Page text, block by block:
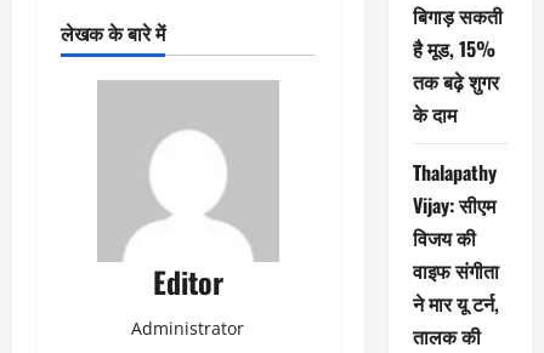
लेखक के बारे में
Editor
Administrator
बिगाड़ सकती
है मूड, 15%
तक बढ़े शुगर
के दाम
Thalapathy
Vijay: सीएम
विजय की
वाइफ संगीता
ने मार यू टर्न,
तालक की